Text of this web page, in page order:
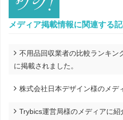
メディア掲載情報に関連する
不用品回収業者の比較ランキン
に掲載されました。
株式会社日本デザイン様のメデ
Trybics運営局様のメディアに紹